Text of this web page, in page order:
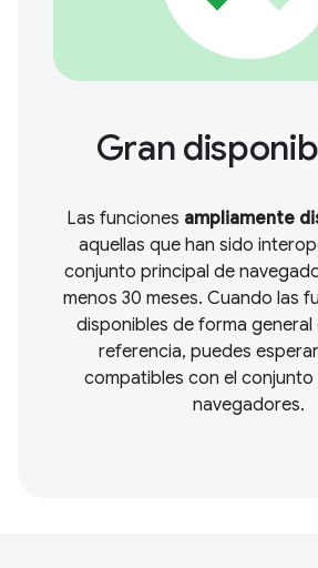
Gran
Las funciones ampliamente
aquellas que han sido
conjunto principal de
menos 30 meses. Cuando las
disponibles de forma general
referencia, puedes
compatibles con el
navegadores.